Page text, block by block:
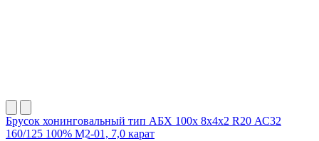
Брусок хонинговальный тип АБХ 100х 8х4х2 R20 АС32
160/125 100% М2-01, 7,0 карат